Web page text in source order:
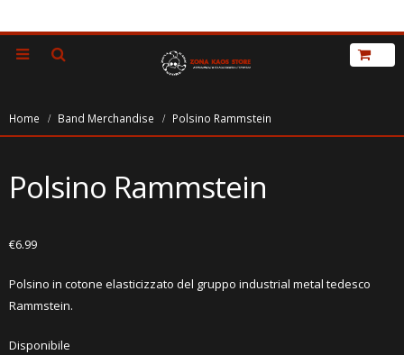
Home Band Merchandise Polsino Rammstein
Polsino Rammstein
€6.99
Polsino in cotone elasticizzato del gruppo industrial metal tedesco
Rammstein.
Disponibile